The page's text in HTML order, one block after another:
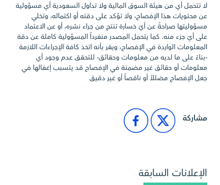
لا تتحمل أي من هيئة السوق المالية ولا تداول السعودية أي مسؤولية
عن محتويات هذا الإفصاح، ولا تؤكد على دقته أو اكتماله، وتخلي
مسؤوليتها صراحةً عن أيّ خسارة تنتج من جراء نشره، أو عن الاعتماد
على أيّ جزء منه. كما يتحمل المصدر منفرداً المسؤولية كاملة عن دقة
المعلومات الواردة في الإفصاح، ويقر بأنه اتخذ كافة الإجراءات اللازمة
-بناءً على ما لديه من معلومات وحقائق- للتحقق عدم وجود أي
معلومات أو حقائق غير مضمنة في الإفصاح قد يتسبب إغفالها في
جعل الإفصاح مضللاً أو ناقصاً أو غير دقيق
مشاركة
الإعلانات السابقة